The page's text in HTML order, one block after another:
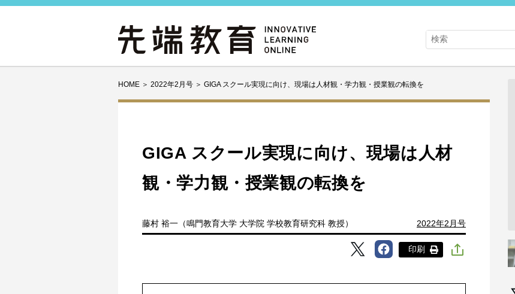
HOME ＞ 2022年2月号 ＞ GIGA スクール実現に向け、現場は人材観・学力観・授業観の転換を
GIGA スクール実現に向け、現場は人材
観・学力観・授業観の転換を
藤村 裕一（鳴門教育大学 大学院 学校教育研究科 教授） 2022年2月号
印刷